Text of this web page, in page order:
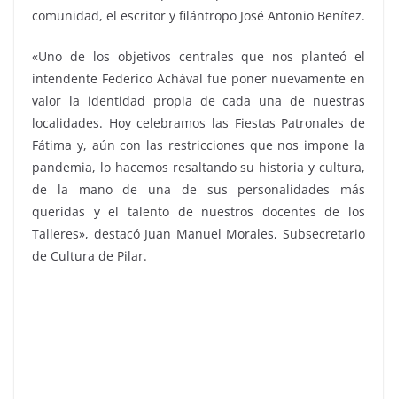
comunidad, el escritor y filántropo José Antonio Benítez.
«Uno de los objetivos centrales que nos planteó el
intendente Federico Achával fue poner nuevamente en
valor la identidad propia de cada una de nuestras
localidades. Hoy celebramos las Fiestas Patronales de
Fátima y, aún con las restricciones que nos impone la
pandemia, lo hacemos resaltando su historia y cultura,
de la mano de una de sus personalidades más
queridas y el talento de nuestros docentes de los
Talleres», destacó Juan Manuel Morales, Subsecretario
de Cultura de Pilar.